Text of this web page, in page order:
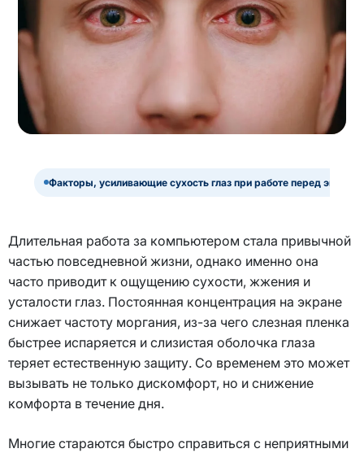
Факторы, усиливающие сухость глаз при работе перед
Длительная работа за компьютером стала привычной
частью повседневной жизни, однако именно она
часто приводит к ощущению сухости, жжения и
усталости глаз. Постоянная концентрация на экране
снижает частоту моргания, из-за чего слезная пленка
быстрее испаряется и слизистая оболочка глаза
теряет естественную защиту. Со временем это может
вызывать не только дискомфорт, но и снижение
комфорта в течение дня.
Многие стараются быстро справиться с неприятными